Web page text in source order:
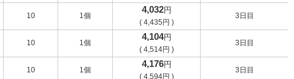
10 1個
10 1個
10 1個
4,032円
( 4,435 円 )
3日目
4,104円
( 4,514円 )
3日目
4,176円
( 4,594円 )
3日目